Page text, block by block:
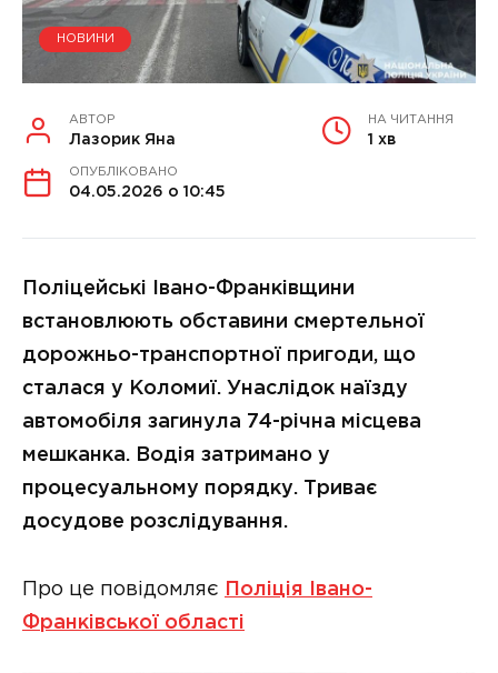
НОВИНИ
АВТОР
Лазорик Яна
НА ЧИТАННЯ
1 хв
ОПУБЛІКОВАНО
04.05.2026 о 10:45
Поліцейські Івано-Франківщини
встановлюють обставини смертельної
дорожньо-транспортної пригоди, що
сталася у Коломиї. Унаслідок наїзду
автомобіля загинула 74-річна місцева
мешканка. Водія затримано у
процесуальному порядку. Триває
досудове розслідування.
Про це повідомляє
Поліція Івано-
Франківської області